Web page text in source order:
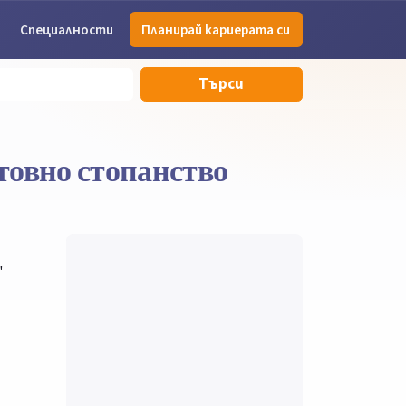
Специалности Планирай кариерата си
Търси
стопанство